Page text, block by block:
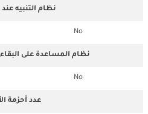
نظام التنبيه
No
نظام المساعدة على البقاء
No
عدد أحزمة